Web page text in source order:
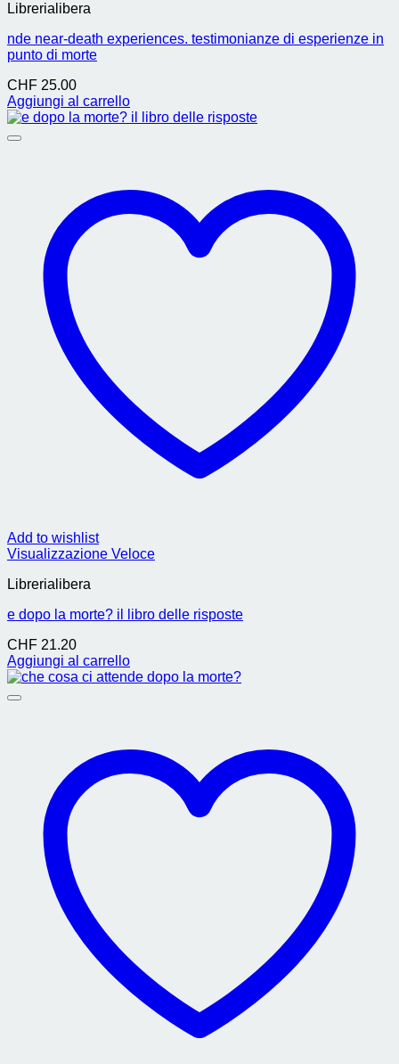
Librerialibera
nde near-death experiences. testimonianze di esperienze in
punto di morte
CHF 25.00
Aggiungi al carrello
Add to wishlist
Visualizzazione Veloce
Librerialibera
e dopo la morte? il libro delle risposte
CHF 21.20
Aggiungi al carrello